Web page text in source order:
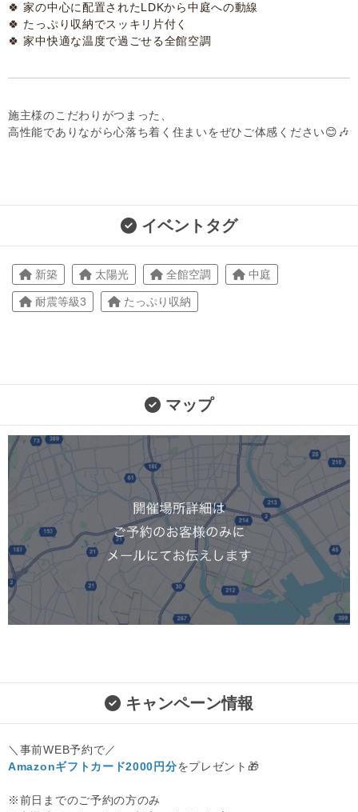
🍀 家の中心に配置されたLDKから中庭への動線
🍀 たっぷり収納でスッキリ片付く
🍀 家中快適な温度で過ごせる全館空調
施主様のこだわりがつまった、
高性能でありながら心落ち着く住まいをぜひご体感ください😊🎶
イベントタグ
新築 太陽光 全館空調 中庭
耐震等級3 たっぷり収納
マップ
キャンペーン情報
＼事前WEB予約で／
Amazonギフトカード2000円分をプレゼント🎁
※前日までのご予約の方のみ